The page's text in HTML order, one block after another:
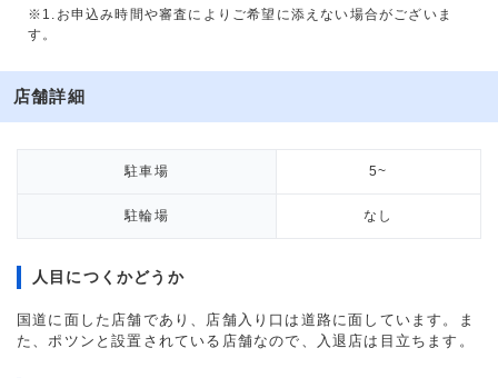
※1.お申込み時間や審査によりご希望に添えない場合がございま
す。
店舗詳細
駐車場 5~
駐輪場 なし
人目につくかどうか
国道に面した店舗であり、店舗入り口は道路に面しています。ま
た、ポツンと設置されている店舗なので、入退店は目立ちます。